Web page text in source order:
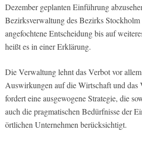
Dezember geplanten Einführung
Bezirksverwaltung des Bezirks Stockholm
angefochtene Entscheidung bis auf
heißt es in einer Erklärung.
Die Verwaltung lehnt das Verbot vor
Auswirkungen auf die Wirtschaft und das
fordert eine ausgewogene Strategie, die
auch die pragmatischen Bedürfnisse der
örtlichen Unternehmen berücksichtigt.